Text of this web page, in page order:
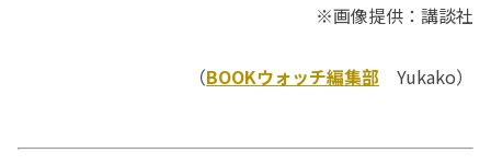
※画像提供：講談社
（BOOKウォッチ編集部 Yukako）